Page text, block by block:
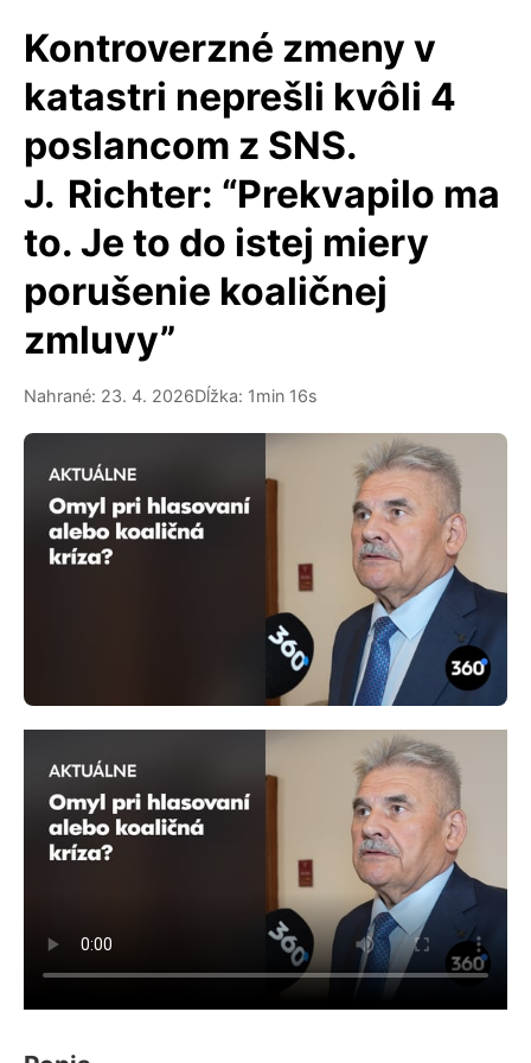
Kontroverzné zmeny v
katastri neprešli kvôli 4
poslancom z SNS.
J. Richter: “Prekvapilo ma
to. Je to do istej miery
porušenie koaličnej
zmluvy”
Nahrané: 23. 4. 2026Dĺžka: 1min 16s